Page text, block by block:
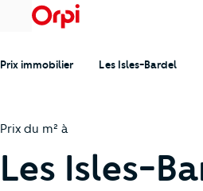
menu
Prix immobilier Les Isles-Bardel
Prix du m² à
Les Isles-